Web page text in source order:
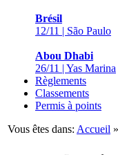
Brésil
12/11 | São Paulo
Abou Dhabi
26/11 | Yas Marina
Règlements
Classements
Permis à points
Vous êtes dans: Accueil »